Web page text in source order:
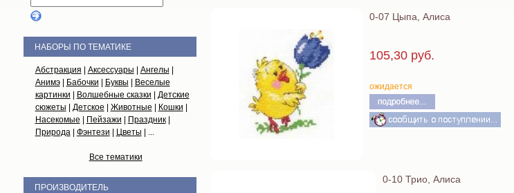
0-07 Цыпа, Алиса
105,30 руб.
ожидается
0-10 Трио, Алиса
НАБОРЫ ПО ТЕМАТИКЕ
Абстракция Аксессуары Ангелы
Анимэ| Бабочки Буквы
Веселые
картинки
Волшебные сказки
Детские
сюжеты
Детское Животные Кошки
Насекомые
Пейзажи Праздник|
Природа| Фэнтези Цветы | ...
Все тематики
ПРОИЗВОДИТЕЛЬ